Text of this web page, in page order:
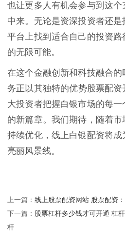
也让更多人有机会参与到这
中来。无论是资深投资者还
平台上找到适合自己的投资
的无限可能。
在这个金融创新和科技融合
务正以其独特的优势股票配
大投资者把握白银市场的每
的新篇章。我们期待，随着
持续优化，线上白银配资将
亮丽风景线。
上一篇： 线上股票配资网站 股票配资
下一篇： 股票杠杆多少钱才可开通 杠
杆